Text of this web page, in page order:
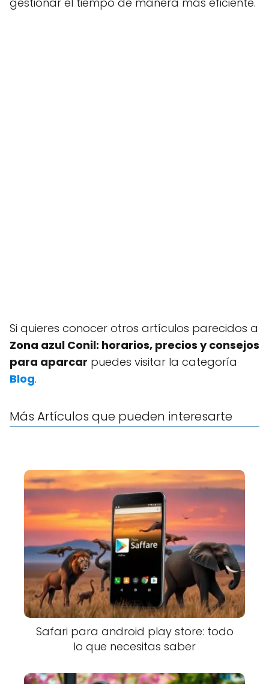
Si quieres conocer otros artículos parecidos a
Zona azul Conil: horarios, precios y consejos
para aparcar puedes visitar la categoría
Blog.
Más Artículos que pueden interesarte
Safari para android play store: todo
lo que necesitas saber